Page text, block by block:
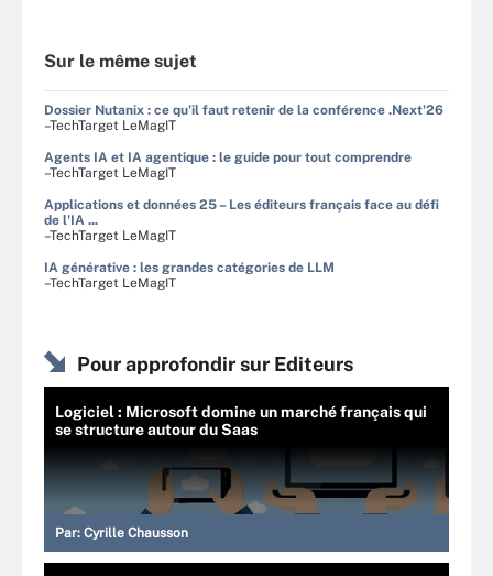
Sur le même sujet
Dossier Nutanix : ce qu'il faut retenir de la conférence .Next'26
–TechTarget LeMagIT
Agents IA et IA agentique : le guide pour tout comprendre
–TechTarget LeMagIT
Applications et données 25 – Les éditeurs français face au défi
de l'IA ...
–TechTarget LeMagIT
IA générative : les grandes catégories de LLM
–TechTarget LeMagIT
Pour approfondir sur Editeurs
Logiciel : Microsoft domine un marché français qui
se structure autour du Saas
Par: Cyrille Chausson